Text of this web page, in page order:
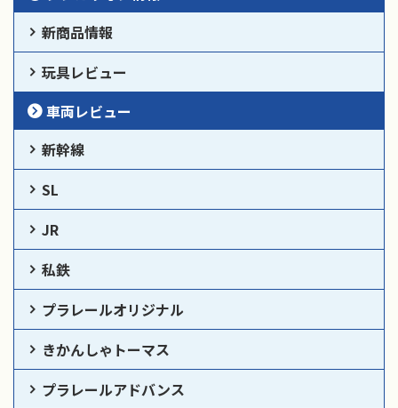
新商品情報
玩具レビュー
車両レビュー
新幹線
SL
JR
私鉄
プラレールオリジナル
きかんしゃトーマス
プラレールアドバンス